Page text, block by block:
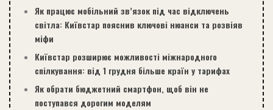
Як працює мобільний зв’язок під час відключень
світла: Київстар пояснив ключові нюанси та розвіяв
міфи
Київстар розширює можливості міжнародного
спілкування: від 1 грудня більше країн у тарифах
Як обрати бюджетний смартфон, щоб він не
поступався дорогим моделям